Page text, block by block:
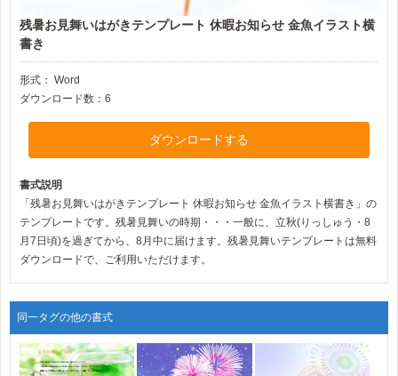
残暑お見舞いはがきテンプレート 休暇お知らせ 金魚イラスト横
書き
形式： Word
ダウンロード数：6
ダウンロードする
書式説明
「残暑お見舞いはがきテンプレート 休暇お知らせ 金魚イラスト横書き」の
テンプレートです。残暑見舞いの時期・・・一般に、立秋(りっしゅう・8
月7日頃)を過ぎてから、8月中に届けます。残暑見舞いテンプレートは無料
ダウンロードで、ご利用いただけます。
同一タグの他の書式